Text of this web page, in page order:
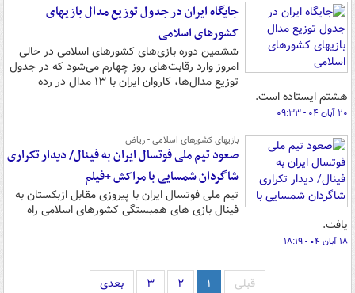
جایگاه ایران در جدول توزیع مدال بازیهای
کشورهای اسلامی
ششمین دوره بازی‌های کشورهای اسلامی در حالی
امروز وارد رقابت‌های روز چهارم می‌شود که در جدول
توزیع مدال‌ها، کاروان ایران با ۱۳ مدال در رده
هشتم ایستاده است.
۲۰ آبان ۰۴ - ۰۹:۳۳
بازیهای کشورهای اسلامی - ریاض
صعود تیم ملی فوتسال ایران به فینال/ دیدار تکراری
شاگردان شمسایی با مراکش +فیلم
تیم ملی فوتسال ایران با پیروزی مقابل ازبکستان به
فینال بازی های همبستگی کشورهای اسلامی راه
یافت.
۱۸ آبان ۰۴ - ۱۸:۱۹
قبلی ۱ ۲ ۳ بعدی